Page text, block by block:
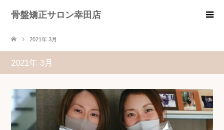
骨盤矯正サロン幸田店
2021年 3月
2021年 3月